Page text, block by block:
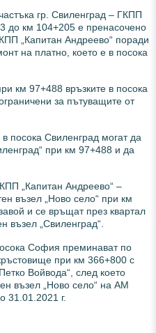
гр. Свиленград – ГКПП
до км 104+205 е пренасочено
„Капитан Андреево“ поради
на платно, което е в посока
км 97+488 връзките в посока
за пътуващите от
посока Свиленград могат да
при км 97+488 и да
„Капитан Андреево“ –
възел „Ново село“ при км
и се връщат през квартал
възел „Свиленград“.
София преминават по
при км 366+800 с
Войвода“, след което
възел „Ново село“ на АМ
31.01.2021 г.